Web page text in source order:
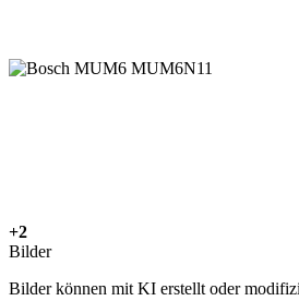
+2
Bilder
Bilder können mit KI erstellt oder